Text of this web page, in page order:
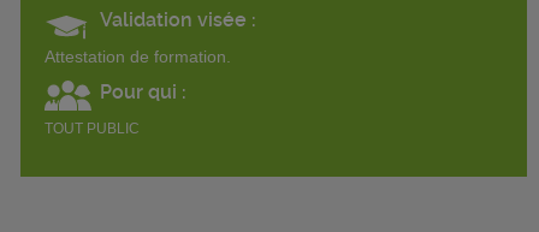
Validation visée :
Attestation de formation.
Pour qui :
TOUT PUBLIC